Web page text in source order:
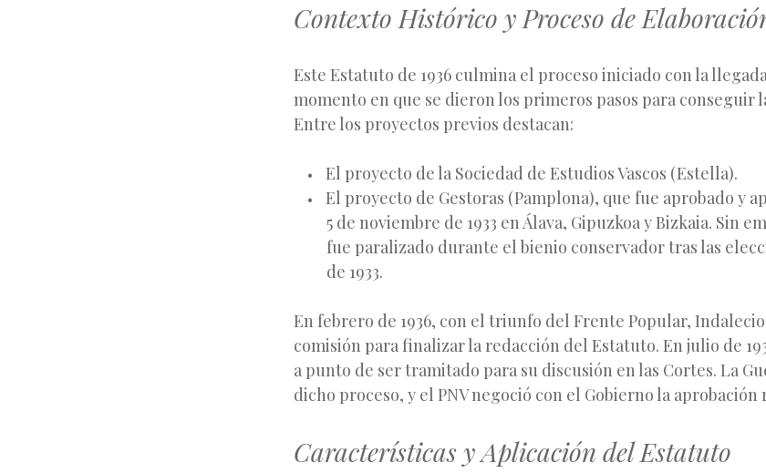
Contexto Histórico y Proceso de
Este Estatuto de 1936 culmina el proceso iniciado con la
momento en que se dieron los primeros pasos para conseguir
Entre los proyectos previos destacan:
El proyecto de la Sociedad de Estudios Vascos (Estella).
El proyecto de Gestoras (Pamplona), que fue aprobado y
5 de noviembre de 1933 en Álava, Gipuzkoa y Bizkaia. Sin
fue paralizado durante el bienio conservador tras las
de 1933.
En febrero de 1936, con el triunfo del Frente Popular,
comisión para finalizar la redacción del Estatuto. En julio de
a punto de ser tramitado para su discusión en las Cortes. La
dicho proceso, y el PNV negoció con el Gobierno la
Características y Aplicación del Estatuto